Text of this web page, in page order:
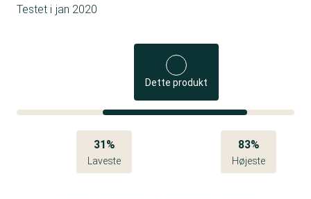
Testet i jan 2020
Dette produkt
31%
Laveste
83%
Højeste